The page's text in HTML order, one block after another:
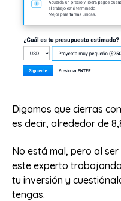
Digamos que cierras
es decir, alrededor de
No está mal, pero al
este experto
tu inversión y
tengas.